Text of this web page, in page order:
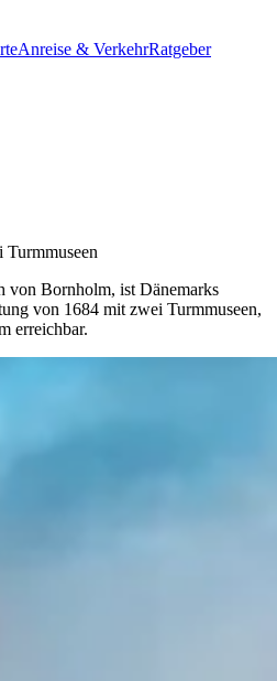
Anreise & VerkehrRatgeber
Turmmuseen
von Bornholm, ist Dänemarks
von 1684 mit zwei Turmmuseen,
erreichbar.